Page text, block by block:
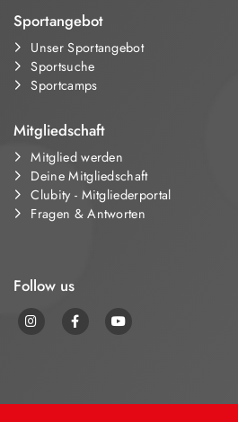
Sportangebot
Unser Sportangebot
Sportsuche
Sportcamps
Mitgliedschaft
Mitglied werden
Deine Mitgliedschaft
Clubity - Mitgliederportal
Fragen & Antworten
Follow us